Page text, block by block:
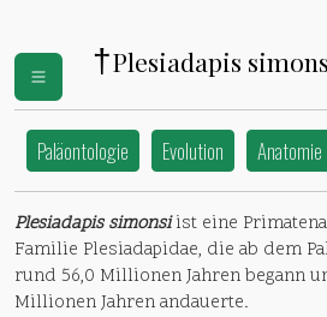
†Plesiadapis
Paläontologie Evolution Anatomie
Plesiadapis simonsiist eine
Familie Plesiadapidae, die ab dem
rund 56,0 Millionen Jahren begann
Millionen Jahren andauerte.